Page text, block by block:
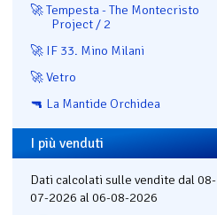
🚀 Tempesta - The Montecristo
Project / 2
🚀 IF 33. Mino Milani
🚀 Vetro
🔫 La Mantide Orchidea
I più venduti
Dati calcolati sulle vendite dal 08-
07-2026 al 06-08-2026